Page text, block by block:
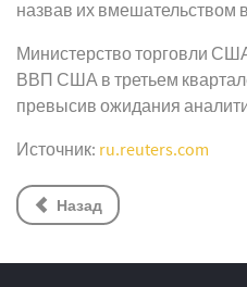
назвав их вмешательством
Министерство торговли
ВВП США в третьем
превысив ожидания
Источник: ru.reuters.com
Назад